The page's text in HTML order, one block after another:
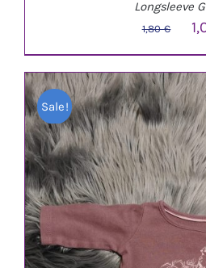
IN DEN WARENKORB
Longsleeve
1,80€
war:
Sale!